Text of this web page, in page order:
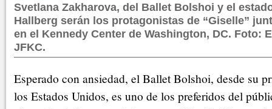
Svetlana Zakharova, del Ballet Bolshoi y el
Hallberg serán los protagonistas de “Giselle”
en el Kennedy Center de Washington, DC. Foto:
JFKC.
Esperado con ansiedad, el Ballet Bolshoi, desde su
los Estados Unidos, es uno de los preferidos del